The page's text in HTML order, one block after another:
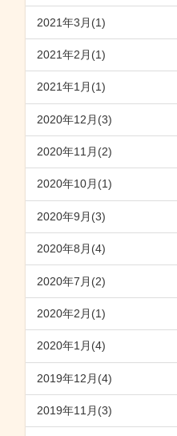
2021年3月(1)
2021年2月(1)
2021年1月(1)
2020年12月(3)
2020年11月(2)
2020年10月(1)
2020年9月(3)
2020年8月(4)
2020年7月(2)
2020年2月(1)
2020年1月(4)
2019年12月(4)
2019年11月(3)